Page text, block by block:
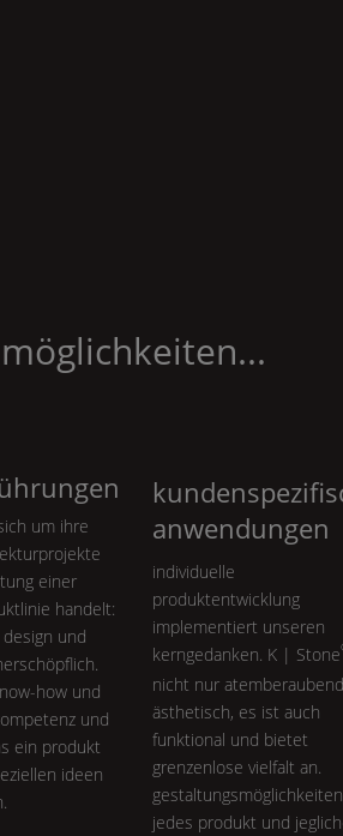
um ihre
einer
handelt:
design und
how und
und
ein produkt
ideen
anwendungen
individuelle
produktentwicklung
implementiert unseren
kerngedanken. K | Stone
nicht nur atemberaubend
ästhetisch, es ist auch
funktional und bietet
grenzenlose vielfalt an.
jedes produkt und